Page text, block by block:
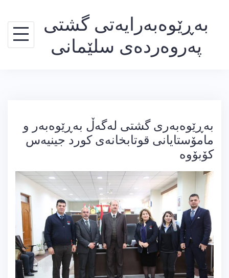
بەڕێوەبەرایەتی گشتی
پەروەردەی سلێمانی
بەڕێوەبەری گشتی لەگەڵ بەڕێوەبەر و
مامۆستایانی قوتابخانەی كورد جینیەس
كۆبۆوە